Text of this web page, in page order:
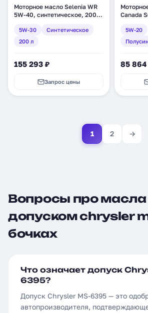
Моторное масло Selenia WR
5W-40, синтетическое, 200 л
5W-30
Синтетическое
200 л
155 293 ₽
Запрос цены
Canada
5W-20
85 864
1 2 →
Вопросы про масла
допуском chrysler
бочках
Что означает допуск
6395?
Допуск Chrysler MS-6395 — это
автопроизводителя,